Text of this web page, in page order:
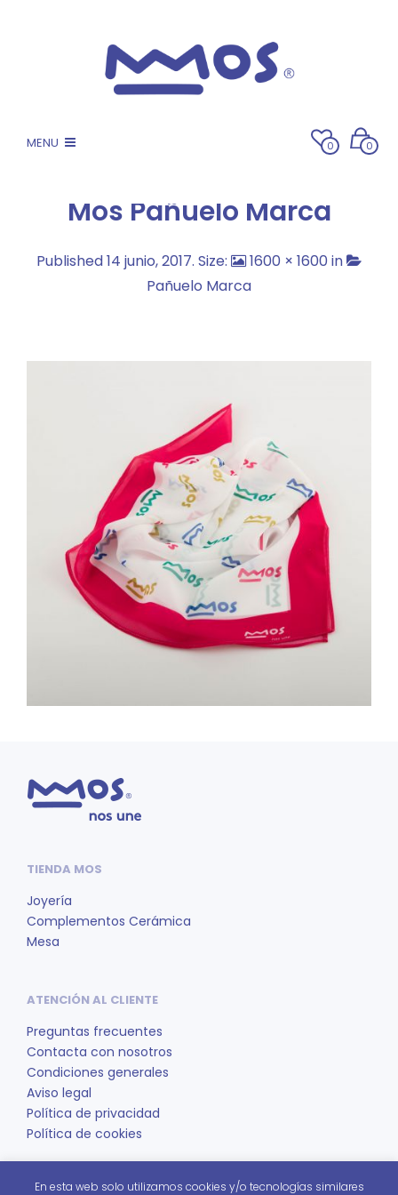
MENU 0 0
Mos Pañuelo Marca
Published14 junio, 2017. Size: 1600 × 1600 in
Pañuelo Marca
TIENDA MOS
Joyería
Complementos Cerámica
Mesa
ATENCIÓN AL CLIENTE
Preguntas frecuentes
Contacta con nosotros
Condiciones generales
Aviso legal
Política de privacidad
Política de cookies
REDES SOCIALES
En esta web solo utilizamos cookies y/o tecnologías similares